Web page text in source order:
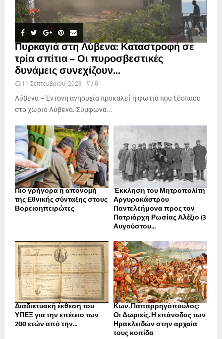
Πυρκαγιά στη Λύβενα: Καταστροφή σε
τρία σπίτια – Οι πυροσβεστικές
δυνάμεις συνεχίζουν...
11 Σεπτεμβρίου, 2023 0
Λύβενα – Έντονη ανησυχία προκαλεί η φωτιά που ξέσπασε
στο χωριό Λύβενα. Σύμφωνα...
Πιο γρήγορα η απονοµή
της Εθνικής σύνταξης στους
Βορειοηπειρώτες
Έκκληση του Μητροπολίτη
Αργυροκάστρου
Παντελεήμονα προς τον
Πατριάρχη Ρωσίας Αλέξιο (3
Αυγούστου...
Διαδικτυακή έκθεση του
ΥΠΕΞ για την επέτειο των
200 ετών από την...
Κων. Παπαρρηγόπουλος:
Οι Δωριείς. Η επάνοδος των
Ηρακλειδών στην αρχαία
τους κοιτίδα